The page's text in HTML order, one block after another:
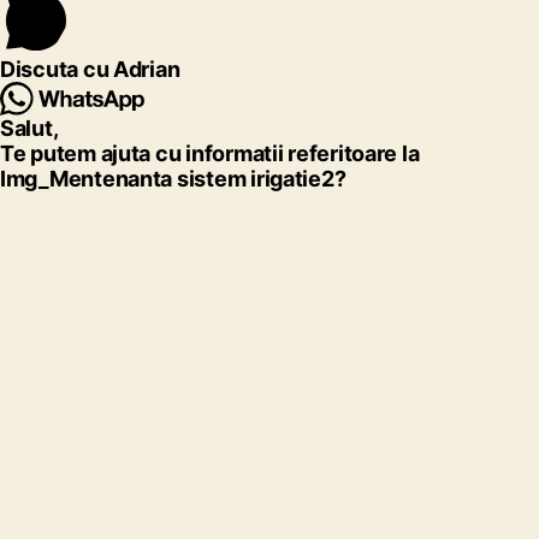
Discuta cu Adrian
Salut,
Te putem ajuta cu informatii referitoare la
Img_Mentenanta sistem irigatie2?